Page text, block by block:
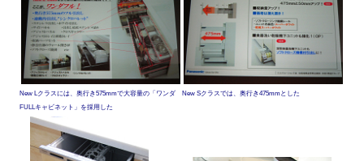
New Lクラスには、奥行き575mmで大容量の「ワンダ
FULLキャビネット」を採用した
New Sクラスでは、奥行き475mmとした